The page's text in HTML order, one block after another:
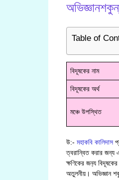
Table of
বিদূষকের নাম
বিদূষকের অর্থ
মঞ্চে উপস্থিত
উ:- মহাকবি কালিদাস
ত্বরান্বিত করার জন্য
ক্ষণিকের জন‍্য
অতুলনীয়। অভিজ্ঞান